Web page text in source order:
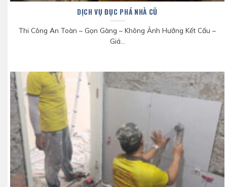
DỊCH VỤ ĐỤC PHÁ NHÀ CŨ
Thi Công An Toàn – Gọn Gàng – Không Ảnh Hưởng Kết Cấu –
Giá...